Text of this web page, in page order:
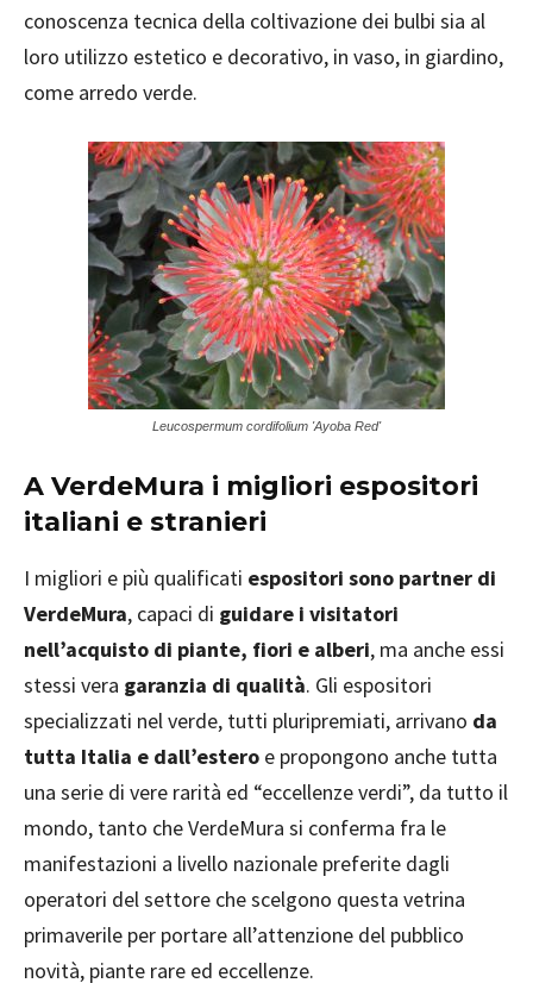
conoscenza tecnica della coltivazione dei bulbi sia al
loro utilizzo estetico e decorativo, in vaso, in giardino,
come arredo verde.
Leucospermum cordifolium 'Ayoba Red'
A VerdeMura i migliori espositori
italiani e stranieri
I migliori e più qualificati espositori sono partner di
VerdeMura, capaci di guidare i visitatori
nell’acquisto di piante, fiori e alberi, ma anche essi
stessi vera garanzia di qualità. Gli espositori
specializzati nel verde, tutti pluripremiati, arrivano da
tutta Italia e dall’estero e propongono anche tutta
una serie di vere rarità ed “eccellenze verdi”, da tutto il
mondo, tanto che VerdeMura si conferma fra le
manifestazioni a livello nazionale preferite dagli
operatori del settore che scelgono questa vetrina
primaverile per portare all’attenzione del pubblico
novità, piante rare ed eccellenze.